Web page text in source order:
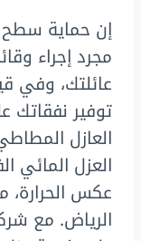
إن حماية
مجرد إجراء
عائلتك، وفي
توفير نفقاتك
العازل
العزل المائي
عكس الحرارة،
الرياض. مع